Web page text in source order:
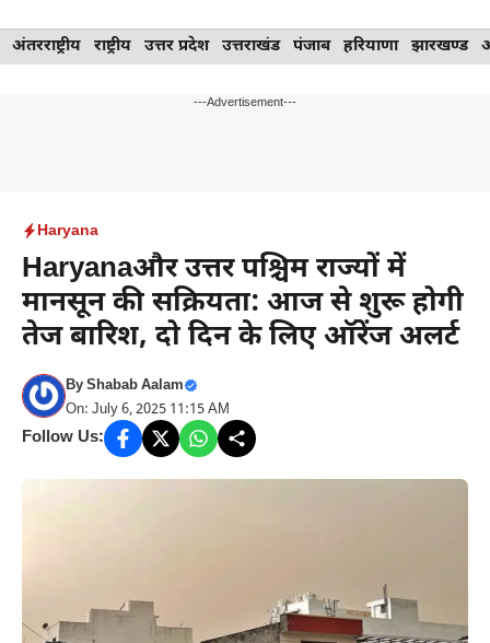
Skip
to
अंतरराष्ट्रीय राष्ट्रीय उत्तर प्रदेश उत्तराखंड पंजाब हरियाणा झारखण्ड
---Advertisement---
Haryana
Haryanaऔर उत्तर पश्चिम राज्यों में
मानसून की सक्रियता: आज से शुरू होगी
तेज बारिश, दो दिन के लिए ऑरेंज अलर्ट
ByShabab Aalam
On: July 6, 2025 11:15 AM
Follow Us: